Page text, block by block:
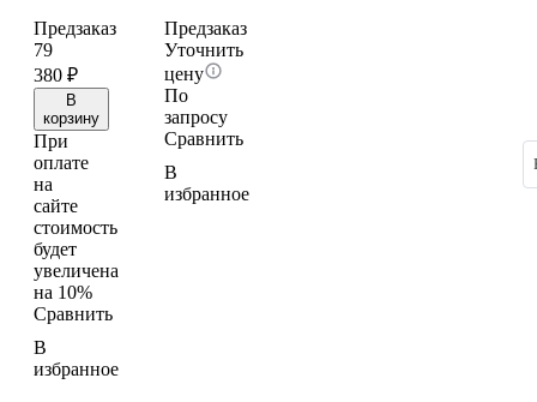
Предзаказ
79
380 ₽
В
корзину
При
оплате
на
сайте
стоимость
будет
увеличена
на 10%
Сравнить
В
избранное
Предзаказ
Уточнить
цену
По
запросу
Сравнить
В
избранное